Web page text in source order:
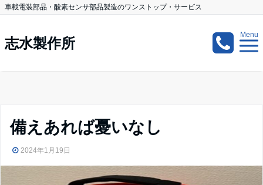
車載電装部品・酸素センサ部品製造のワンストップ・サービス
志水製作所
Menu
備えあれば憂いなし
2024年1月19日